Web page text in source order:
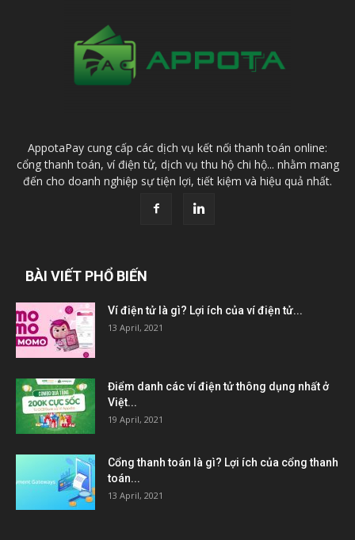
AppotaPay cung cấp các dịch vụ kết nối thanh toán online:
cổng thanh toán, ví điện tử, dịch vụ thu hộ chi hộ... nhằm mang
đến cho doanh nghiệp sự tiện lợi, tiết kiệm và hiệu quả nhất.
BÀI VIẾT PHỔ BIẾN
Ví điện tử là gì? Lợi ích của ví điện tử...
13 April, 2021
Điểm danh các ví điện tử thông dụng nhất ở
Việt...
19 April, 2021
Cổng thanh toán là gì? Lợi ích của cổng thanh
toán...
13 April, 2021